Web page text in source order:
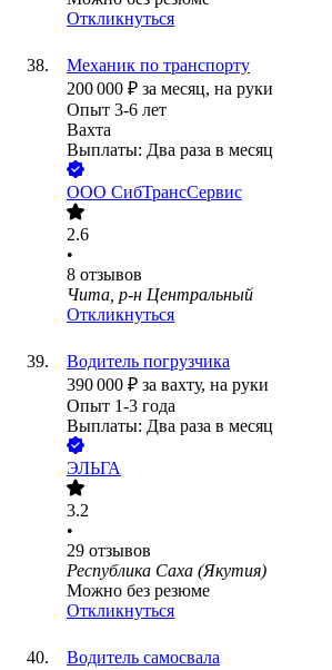
Откликнуться
Механик по транспорту
200 000 ₽ за месяц, на руки
Опыт 3-6 лет
Вахта
Выплаты: Два раза в месяц
ООО СибТрансСервис
2.6
•
8 отзывов
Чита, р-н Центральный
Откликнуться
Водитель погрузчика
390 000 ₽ за вахту, на руки
Опыт 1-3 года
Выплаты: Два раза в месяц
ЭЛЬГА
3.2
•
29 отзывов
Республика Саха (Якутия)
Можно без резюме
Откликнуться
Водитель самосвала